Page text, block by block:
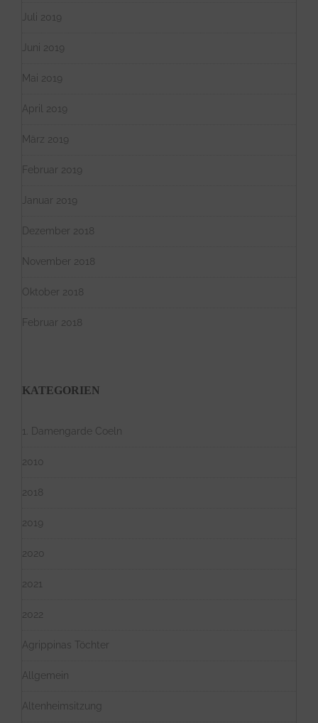
Juli 2019
Juni 2019
Mai 2019
April 2019
März 2019
Februar 2019
Januar 2019
Dezember 2018
November 2018
Oktober 2018
Februar 2018
KATEGORIEN
1. Damengarde Coeln
2010
2018
2019
2020
2021
2022
Agrippinas Töchter
Allgemein
Altenheimsitzung